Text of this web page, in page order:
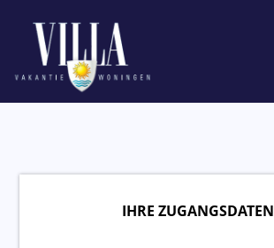
IHRE ZUGANGSDATEN